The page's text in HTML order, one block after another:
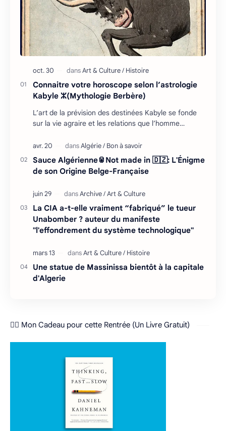
Connaitre votre horoscope selon l’astrologie
Kabyle ⵣ(Mythologie Berbère)
L’art de la prévision des destinées Kabyle se fonde
sur la vie agraire et les relations que l’homme
Sauce Algérienne🥫Not made in 🇩🇿: L'Énigme
de son Origine Belge-Française
La CIA a-t-elle vraiment “fabriqué” le tueur
Unabomber ? auteur du manifeste
"l'effondrement du système technologique"
Une statue de Massinissa bientôt à la capitale
d'Algerie
❤️‍🔥 Mon Cadeau pour cette Rentrée (Un Livre Gratuit)